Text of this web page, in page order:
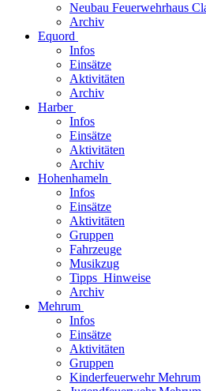
Neubau Feuerwehrhaus
Archiv
Equord
Infos
Einsätze
Aktivitäten
Archiv
Harber
Infos
Einsätze
Aktivitäten
Archiv
Hohenhameln
Infos
Einsätze
Aktivitäten
Gruppen
Fahrzeuge
Musikzug
Tipps_Hinweise
Archiv
Mehrum
Infos
Einsätze
Aktivitäten
Gruppen
Kinderfeuerwehr Mehrum